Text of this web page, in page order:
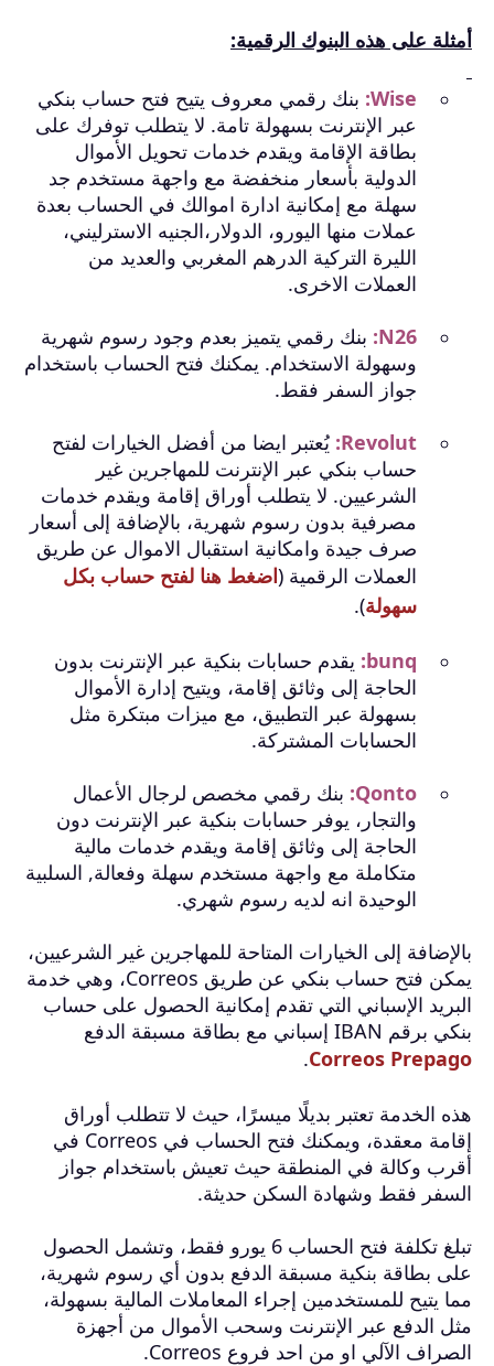
أمثلة على هذه البنوك الرقمية:
Wise: بنك رقمي معروف يتيح فتح حساب بنكي
عبر الإنترنت بسهولة تامة. لا يتطلب توفرك على
بطاقة الإقامة ويقدم خدمات تحويل الأموال
الدولية بأسعار منخفضة مع واجهة مستخدم جد
سهلة مع إمكانية ادارة اموالك في الحساب بعدة
عملات منها اليورو، الدولار،الجنيه الاسترليني،
الليرة التركية الدرهم المغربي والعديد من
العملات الاخرى.
N26: بنك رقمي يتميز بعدم وجود رسوم شهرية
وسهولة الاستخدام. يمكنك فتح الحساب باستخدام
جواز السفر فقط.
Revolut: يُعتبر ايضا من أفضل الخيارات لفتح
حساب بنكي عبر الإنترنت للمهاجرين غير
الشرعيين. لا يتطلب أوراق إقامة ويقدم خدمات
مصرفية بدون رسوم شهرية، بالإضافة إلى أسعار
صرف جيدة وامكانية استقبال الاموال عن طريق
العملات الرقمية (اضغط هنا لفتح حساب بكل
سهولة).
bunq: يقدم حسابات بنكية عبر الإنترنت بدون
الحاجة إلى وثائق إقامة، ويتيح إدارة الأموال
بسهولة عبر التطبيق، مع ميزات مبتكرة مثل
الحسابات المشتركة.
Qonto: بنك رقمي مخصص لرجال الأعمال
والتجار، يوفر حسابات بنكية عبر الإنترنت دون
الحاجة إلى وثائق إقامة ويقدم خدمات مالية
متكاملة مع واجهة مستخدم سهلة وفعالة, السلبية
الوحيدة انه لديه رسوم شهري.
بالإضافة إلى الخيارات المتاحة للمهاجرين غير الشرعيين،
يمكن فتح حساب بنكي عن طريق Correos، وهي خدمة
البريد الإسباني التي تقدم إمكانية الحصول على حساب
بنكي برقم IBAN إسباني مع بطاقة مسبقة الدفع
Correos Prepago
.
هذه الخدمة تعتبر بديلًا ميسرًا، حيث لا تتطلب أوراق
إقامة معقدة، ويمكنك فتح الحساب في Correos في
أقرب وكالة في المنطقة حيث تعيش باستخدام جواز
السفر فقط وشهادة السكن حديثة.
تبلغ تكلفة فتح الحساب 6 يورو فقط، وتشمل الحصول
على بطاقة بنكية مسبقة الدفع بدون أي رسوم شهرية،
مما يتيح للمستخدمين إجراء المعاملات المالية بسهولة،
مثل الدفع عبر الإنترنت وسحب الأموال من أجهزة
الصراف الآلي او من احد فروع Correos.